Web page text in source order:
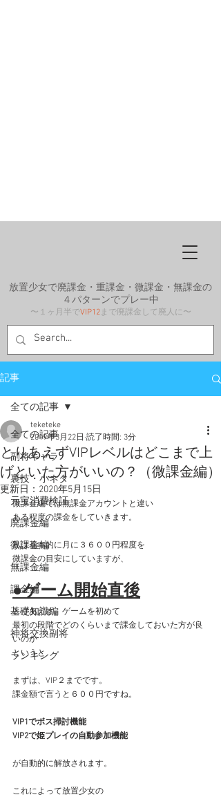
放置少女で廃課金・重課金・微課金・無課金の
４パターンでプレー中
〜１ヶ月半でVIP12まで廃課金して廃人に〜
記事
全ての記事
副将キャラ
裏技・小ネタ
元宝消費検証
廃課金編
微課金編
無課金編
課金編
基礎知識編
神将交換副将
ランキング
全ての記事
とりあえずVIPレベルはどこまで上
げといた方がいいの？（微課金編）
teketeke
2019年3月22日 読了時間: 3分
更新日： 2020年5月15日
微課金編では無課金アカウントと違い
ある程度の課金をしていきます。
私は基本的に月に３６００円程度を
微課金の目安にしていますが、
●ゲーム開始直後
とりあえず、ゲームを初めて
最初の段階でどのくらいまで課金しておいた方が良
いのか
というと
まずは、VIP２までです。
課金額で言うと６００円ですね。
VIP1でボス掃討機能
VIP2で姫プレイの自動参加機能
が自動的に解放されます。
これによって放置少女の